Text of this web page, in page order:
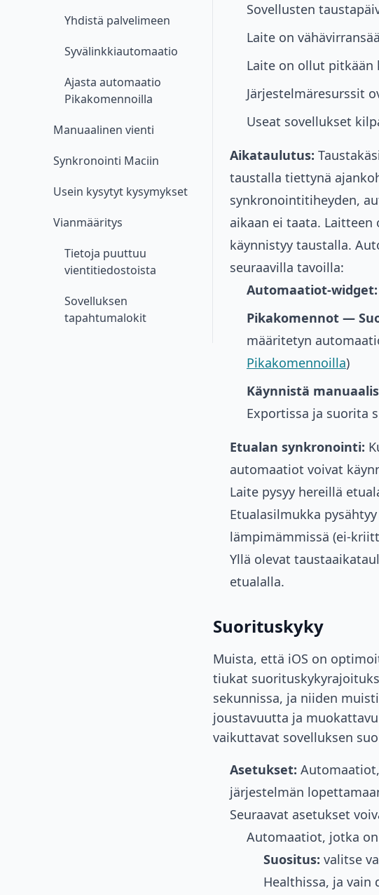
Yhdistä palvelimeen
Syvälinkkiautomaatio
Ajasta automaatio
Pikakomennoilla
Manuaalinen vienti
Synkronointi Maciin
Usein kysytyt kysymykset
Vianmääritys
Tietoja puuttuu
vientitiedostoista
Sovelluksen
tapahtumalokit
Sovellusten
Laite on
Laite on ollut
Järjestelmäresurssit
Useat sovellukset
Aikataulutus:
taustalla tiettynä
synkronointitiheyden,
aikaan ei taata.
käynnistyy taustalla.
seuraavilla tavoilla:
Automaatiot-widget:
Pikakomennot —
määritetyn
Pikakomennoilla)
Käynnistä
Exportissa ja suorita
Etualan synkronointi:
automaatiot voivat
Laite pysyy hereillä
Etualasilmukka
lämpimämmissä (ei-
Yllä olevat
etualalla.
Suorituskyky
Muista, että iOS on
tiukat
sekunnissa, ja niiden
joustavuutta ja
vaikuttavat sovelluksen
Asetukset:
järjestelmän
Seuraavat asetukset
Automaatiot, jotka
Suositus: valitse
Healthissa, ja